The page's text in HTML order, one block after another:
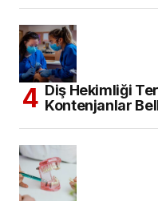
Diş Hekimliği
Kontenjanlar